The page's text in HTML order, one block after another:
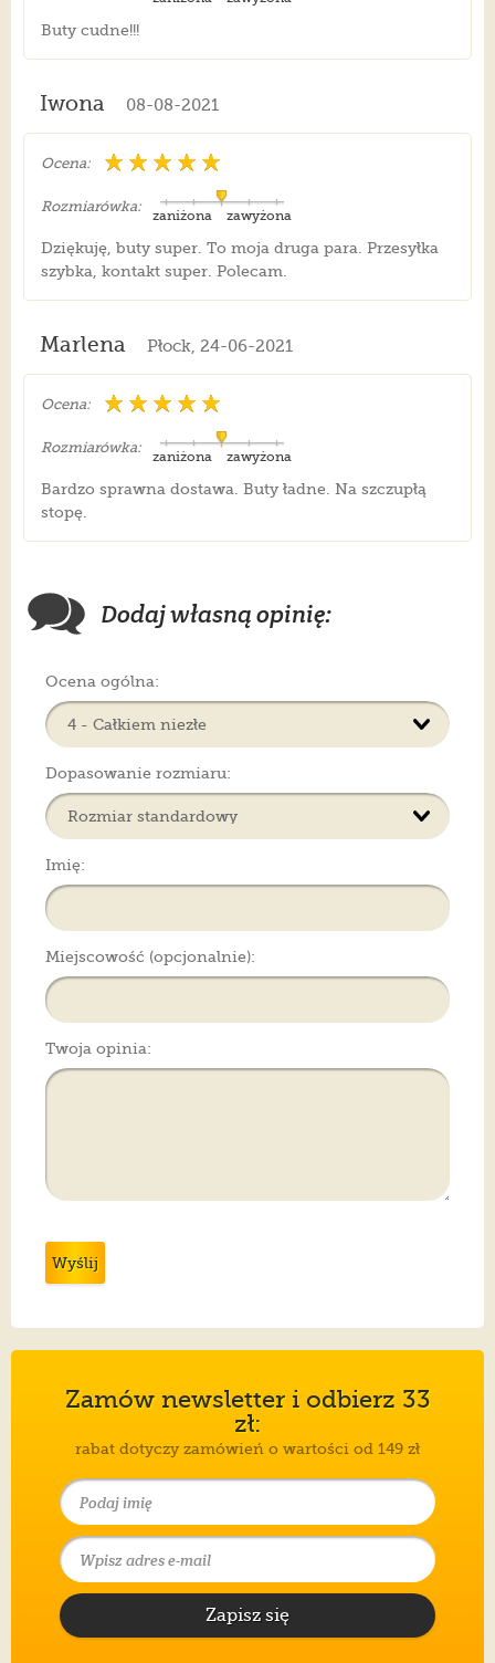
Buty cudne!!!
Iwona 08-08-2021
Ocena:
Rozmiarówka:
zawyżona
zaniżona
Dziękuję, buty super. To moja druga para. Przesyłka
szybka, kontakt super. Polecam.
Marlena Płock, 24-06-2021
Ocena:
Rozmiarówka:
zawyżona
zaniżona
Bardzo sprawna dostawa. Buty ładne. Na szczupłą
stopę.
Dodaj własną opinię:
Ocena ogólna:
Dopasowanie rozmiaru:
Imię:
Miejscowość (opcjonalnie):
Twoja opinia:
Wyślij
Zamów newsletter i odbierz 33
zł:
rabat dotyczy zamówień o wartości od 149 zł
Zapisz się